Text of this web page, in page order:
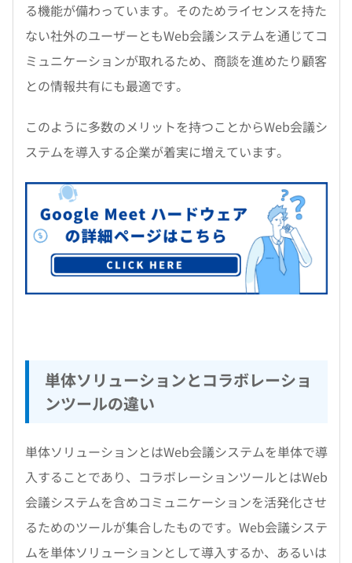
る機能が備わっています。そのためライセンスを持た
ない社外のユーザーともWeb会議システムを通じてコ
ミュニケーションが取れるため、商談を進めたり顧客
との情報共有にも最適です。
このように多数のメリットを持つことからWeb会議シ
ステムを導入する企業が着実に増えています。
単体ソリューションとコラボレーショ
ンツールの違い
単体ソリューションとはWeb会議システムを単体で導
入することであり、コラボレーションツールとはWeb
会議システムを含めコミュニケーションを活発化させ
るためのツールが集合したものです。Web会議システ
ムを単体ソリューションとして導入するか、あるいは